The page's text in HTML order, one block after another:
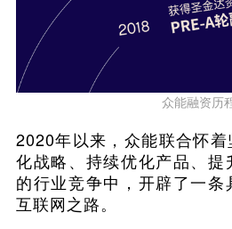
众能融资历
2020年以来，众能联合怀
化战略、持续优化产品、提
的行业竞争中，开辟了一
互联网之路。